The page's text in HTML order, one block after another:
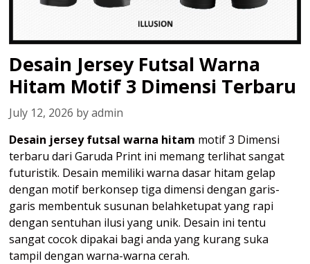
Desain Jersey Futsal Warna
Hitam Motif 3 Dimensi Terbaru
July 12, 2026 byadmin
Desain jersey futsal warna hitam motif 3 Dimensi
terbaru dari Garuda Print ini memang terlihat sangat
futuristik. Desain memiliki warna dasar hitam gelap
dengan motif berkonsep tiga dimensi dengan garis-
garis membentuk susunan belahketupat yang rapi
dengan sentuhan ilusi yang unik. Desain ini tentu
sangat cocok dipakai bagi anda yang kurang suka
tampil dengan warna-warna cerah.